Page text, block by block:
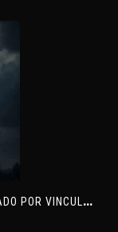
E
L CASO ROSSETTI: EL EXORCISTA RELEVADO POR VINCULAR OVNIS Y DEMONIOS